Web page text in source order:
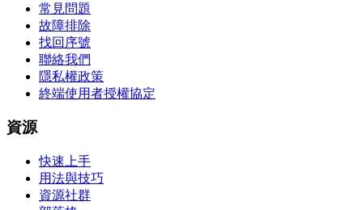
常見問題
故障排除
找回序號
聯絡我們
隱私權政策
終端使用者授權協定
資源
快速上手
用法與技巧
資源社群